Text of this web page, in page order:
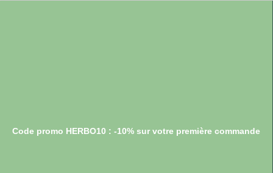
Code promo HERBO10 : -10% sur votre première commande